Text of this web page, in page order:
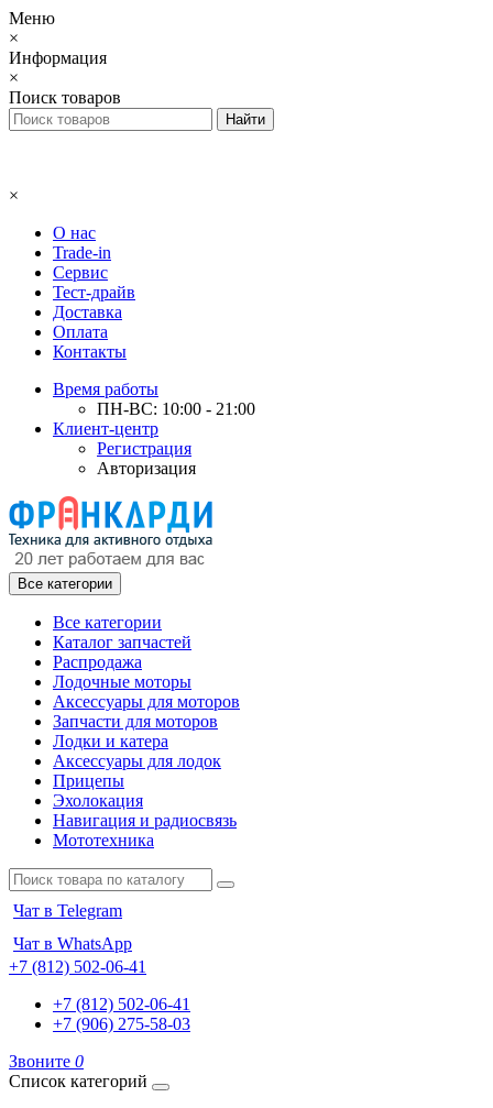
Меню
×
Информация
×
Поиск товаров
×
О нас
Trade-in
Сервис
Тест-драйв
Доставка
Оплата
Контакты
Время работы
ПН-ВС: 10:00 - 21:00
Клиент-центр
Регистрация
Авторизация
Все категории
Все категории
Каталог запчастей
Распродажа
Лодочные моторы
Аксессуары для моторов
Запчасти для моторов
Лодки и катера
Аксессуары для лодок
Прицепы
Эхолокация
Навигация и радиосвязь
Мототехника
Чат в Telegram
Чат в WhatsApp
+7 (812) 502-06-41
+7 (812) 502-06-41
+7 (906) 275-58-03
Звоните 0
Список категорий